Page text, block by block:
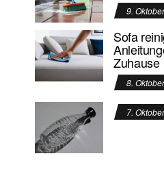
9.
Sofa
Zuhause
8.
7.